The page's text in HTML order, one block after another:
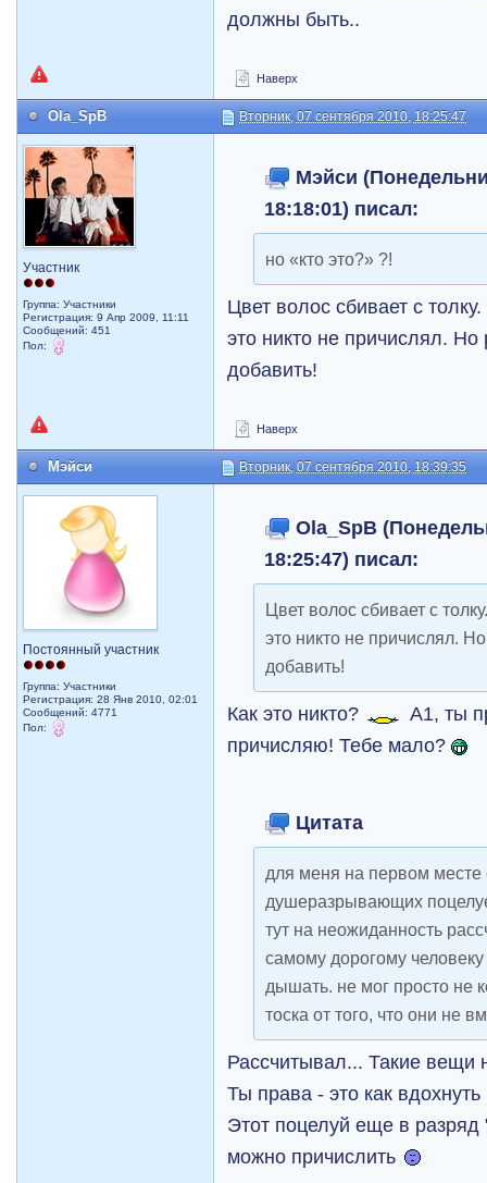
должны быть..
Наверх
Ola_SpB Вторник, 07 сентября 2010, 18:25:47
Участник
Группа: Участники
Регистрация: 9 Апр 2009, 11:11
Сообщений: 451
Пол:
Мэйси
18:18:01) писал:
но «кто это?» ?!
Цвет волос сбивает с
это никто не причислял.
добавить!
Наверх
Мэйси Вторник, 07 сентября 2010, 18:39:35
Постоянный участник
Группа: Участники
Регистрация: 28 Янв 2010, 02:01
Сообщений: 4771
Пол:
Ola_SpB
18:25:47) писал:
Цвет волос сбивает с
это никто не причислял.
добавить!
Как это никто?
А1, ты
причисляю! Тебе мало?
Цитата
для меня на первом месте
душеразрывающих
тут на неожиданность
самому дорогому
дышать. не мог просто не
тоска от того, что они не
Рассчитывал... Такие вещи
Ты права - это как
Этот поцелуй еще в
можно причислить